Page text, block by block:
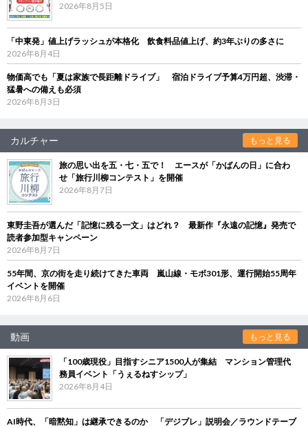
2026年8月5日
「中東発」値上げラッシュが本格化 飲食料品値上げ、約3年ぶりの多さに
2026年8月4日
物価高でも「夏は家族で長距離ドライブ」 宿泊ドライブ予算4万円超、渋滞・
猛暑への備えも必須
2026年8月3日
カルチャー もっと見る
旅の思い出を五・七・五で！ エースが「かばんの日」に合わ
せ「旅行川柳コンテスト」を開催
2026年8月7日
東野圭吾が選んだ「記憶に残る一文」はどれ？ 最新作『永遠の記憶』発売で
読者参加型キャンペーン
2026年8月7日
55年間、京の街を走り続けてきた車両 嵐山線・モボ301形、運行開始55周年
イベントを開催
2026年8月6日
動画 もっと見る
「100歳現役」目指すシニア1500人が集結 マンション管理代
務員イベント「うぇるねすシップ」
2026年8月4日
AI時代、「暗黙知」は継承できるのか 「デジブレ」説明会／ラウンドテーブ